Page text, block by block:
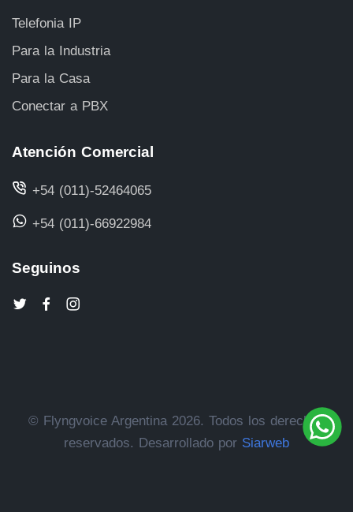
Telefonia IP
Para la Industria
Para la Casa
Conectar a PBX
Atención Comercial
+54 (011)-52464065
+54 (011)-66922984
Seguinos
© Flyngvoice Argentina 2026. Todos los derechos
reservados. Desarrollado por Siarweb